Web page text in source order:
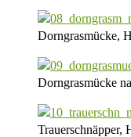
Dorngrasmücke,
Dorngrasmücke
Trauerschnäpper,